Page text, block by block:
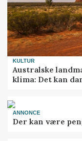
KULTUR
Australske
klima: Det kan
ANNONCE
Der kan være